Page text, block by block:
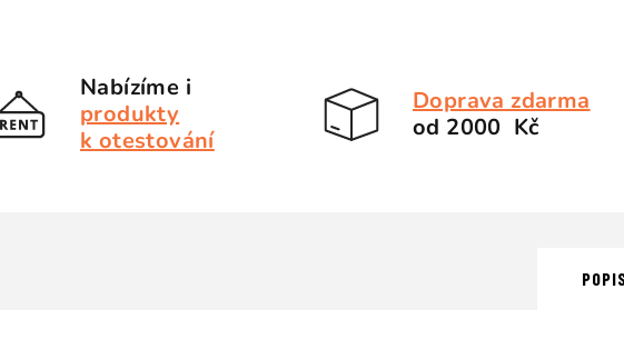
Nabízíme i
produkty
k otestování
Doprava zdarma
od 2000 Kč